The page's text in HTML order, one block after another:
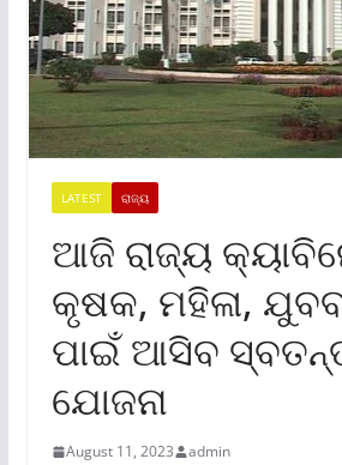
LATEST ରାଜ୍ୟ
ଆଜି ରାଜ୍ୟ
କୃଷକ, ମହିଳା,
ପାଇଁ ଆସିବ
ଯୋଜନା
August 11, 2023 admin